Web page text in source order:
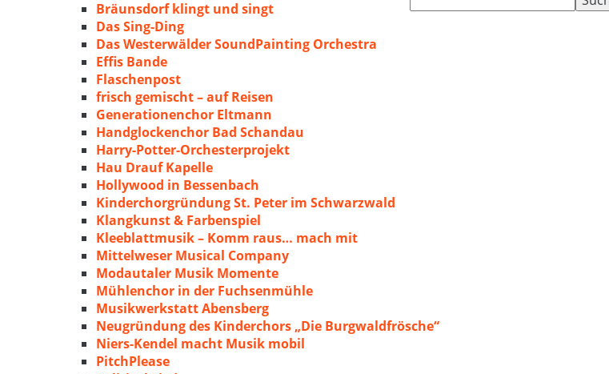
nach:
Bräunsdorf klingt und singt
Das Sing-Ding
Das Westerwälder SoundPainting Orchestra
Effis Bande
Flaschenpost
frisch gemischt – auf Reisen
Generationenchor Eltmann
Handglockenchor Bad Schandau
Harry-Potter-Orchesterprojekt
Hau Drauf Kapelle
Hollywood in Bessenbach
Kinderchorgründung St. Peter im Schwarzwald
Klangkunst & Farbenspiel
Kleeblattmusik – Komm raus… mach mit
Mittelweser Musical Company
Modautaler Musik Momente
Mühlenchor in der Fuchsenmühle
Musikwerkstatt Abensberg
Neugründung des Kinderchors „Die Burgwaldfrösche“
Niers-Kendel macht Musik mobil
PitchPlease